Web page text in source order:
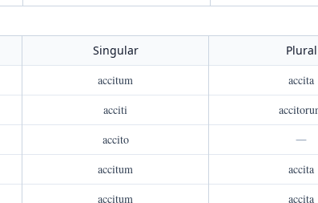
Singular
Plural
accitum
accita
acciti
accito
—
accitum
accita
accitum
accita